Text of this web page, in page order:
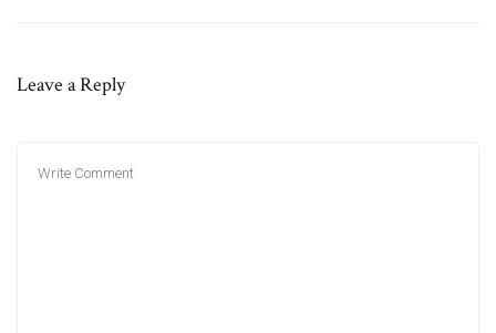
Leave a Reply